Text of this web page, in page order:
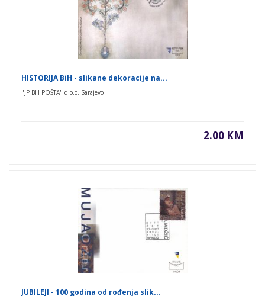
HISTORIJA BiH - slikane dekoracije na...
"JP BH POŠTA" d.o.o. Sarajevo
2.00 KM
JUBILEJI - 100 godina od rođenja slik...